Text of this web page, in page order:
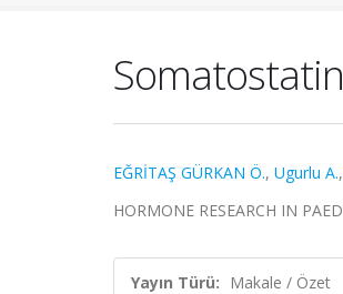
EĞRİTAŞ GÜRKAN Ö., Ugurlu A.,
HORMONE RESEARCH IN
Yayın Türü: Makale / Özet